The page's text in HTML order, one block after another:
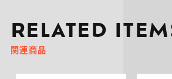
RELATED
関連商品